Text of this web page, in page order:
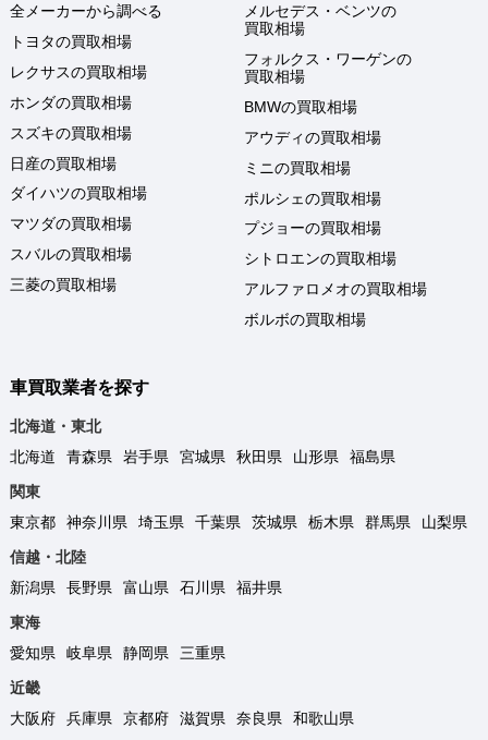
全メーカーから調べる
トヨタの買取相場
レクサスの買取相場
ホンダの買取相場
スズキの買取相場
日産の買取相場
ダイハツの買取相場
マツダの買取相場
スバルの買取相場
三菱の買取相場
メルセデス・ベンツの
買取相場
フォルクス・ワーゲンの
買取相場
BMWの買取相場
アウディの買取相場
ミニの買取相場
ポルシェの買取相場
プジョーの買取相場
シトロエンの買取相場
アルファロメオの買取相場
ボルボの買取相場
車買取業者を探す
北海道・東北
北海道
青森県 岩手県 宮城県 秋田県 山形県
福島県
関東
東京都
神奈川県 埼玉県 千葉県 茨城県 栃木県 群馬県
山梨県
信越・北陸
新潟県
長野県 富山県 石川県
福井県
東海
愛知県
岐阜県 静岡県
三重県
近畿
大阪府
兵庫県 京都府 滋賀県 奈良県
和歌山県